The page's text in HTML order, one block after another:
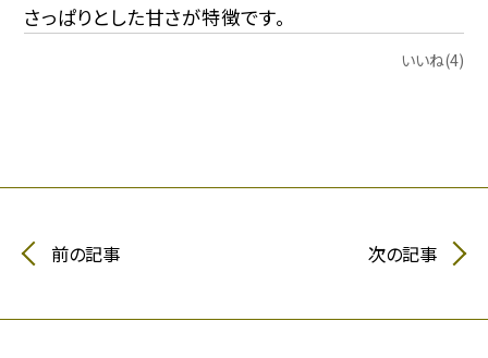
さっぱりとした甘さが特徴です。
いいね(4)
前の記事 次の記事